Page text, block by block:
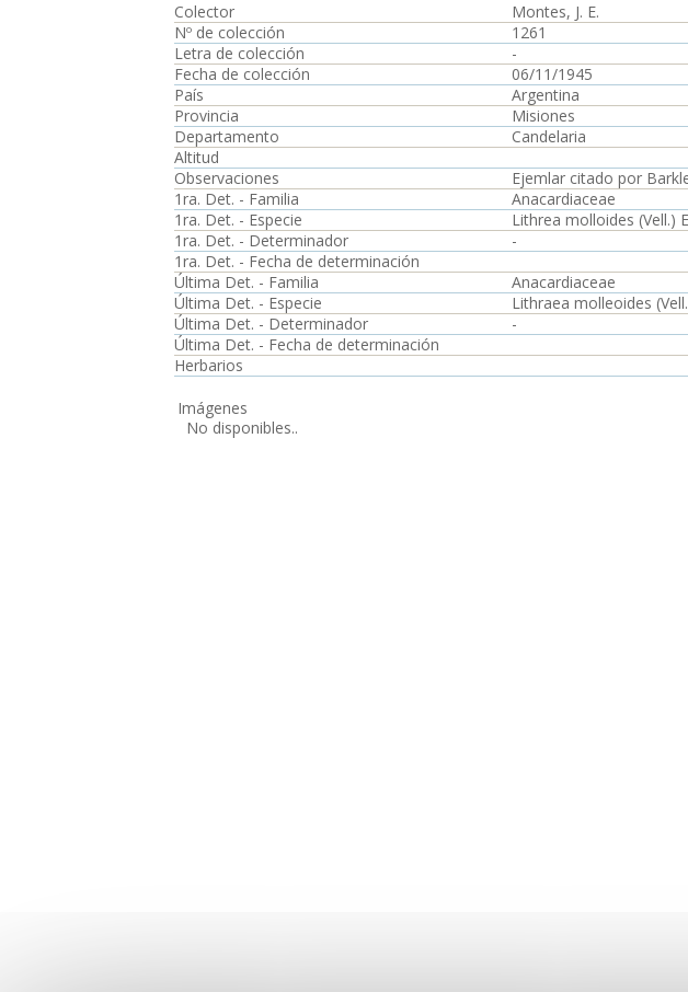
Colector
Montes, J. E.
Nº de colección
1261
Letra de colección
-
Fecha de colección
06/11/1945
País
Argentina
Provincia
Misiones
Departamento
Candelaria
Altitud
Observaciones
Ejemlar citado por
1ra. Det. - Familia
Anacardiaceae
1ra. Det. - Especie
Lithrea molloides (Vell.)
1ra. Det. - Determinador
-
1ra. Det. - Fecha de determinación
Última Det. - Familia
Anacardiaceae
Última Det. - Especie
Lithraea molleoides
Última Det. - Determinador
-
Última Det. - Fecha de determinación
Herbarios
Imágenes
No disponibles..